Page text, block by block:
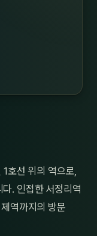
울산
24
호선 위의 역으로,
. 인접한 서정리역
역까지의 방문